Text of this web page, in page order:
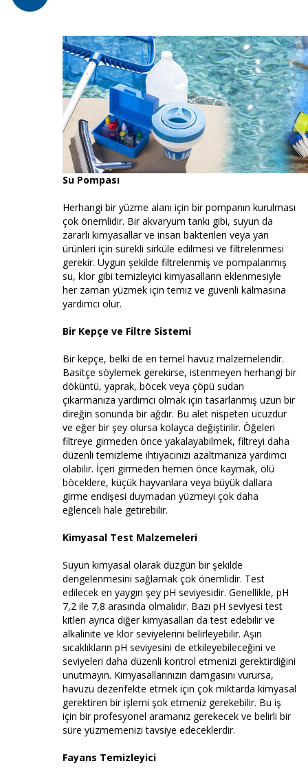
Su Pompası
Herhangi bir yüzme alanı için bir pompanın kurulması
çok önemlidir. Bir akvaryum tankı gibi, suyun da
zararlı kimyasallar ve insan bakterileri veya yan
ürünleri için sürekli sirküle edilmesi ve filtrelenmesi
gerekir. Uygun şekilde filtrelenmiş ve pompalanmış
su, klor gibi temizleyici kimyasalların eklenmesiyle
her zaman yüzmek için temiz ve güvenli kalmasına
yardımcı olur.
Bir Kepçe ve Filtre Sistemi
Bir kepçe, belki de en temel havuz malzemeleridir.
Basitçe söylemek gerekirse, istenmeyen herhangi bir
döküntü, yaprak, böcek veya çöpü sudan
çıkarmanıza yardımcı olmak için tasarlanmış uzun bir
direğin sonunda bir ağdır. Bu alet nispeten ucuzdur
ve eğer bir şey olursa kolayca değiştirilir. Öğeleri
filtreye girmeden önce yakalayabilmek, filtreyi daha
düzenli temizleme ihtiyacınızı azaltmanıza yardımcı
olabilir. İçeri girmeden hemen önce kaymak, ölü
böceklere, küçük hayvanlara veya büyük dallara
girme endişesi duymadan yüzmeyi çok daha
eğlenceli hale getirebilir.
Kimyasal Test Malzemeleri
Suyun kimyasal olarak düzgün bir şekilde
dengelenmesini sağlamak çok önemlidir. Test
edilecek en yaygın şey pH seviyesidir. Genellikle, pH
7,2 ile 7,8 arasında olmalıdır. Bazı pH seviyesi test
kitleri ayrıca diğer kimyasalları da test edebilir ve
alkalinite ve klor seviyelerini belirleyebilir. Aşırı
sıcaklıkların pH seviyesini de etkileyebileceğini ve
seviyeleri daha düzenli kontrol etmenizi gerektirdiğini
unutmayın. Kimyasallarınızın damgasını vurursa,
havuzu dezenfekte etmek için çok miktarda kimyasal
gerektiren bir işlemi şok etmeniz gerekebilir. Bu iş
için bir profesyonel aramanız gerekecek ve belirli bir
süre yüzmemenizi tavsiye edeceklerdir.
Fayans Temizleyici